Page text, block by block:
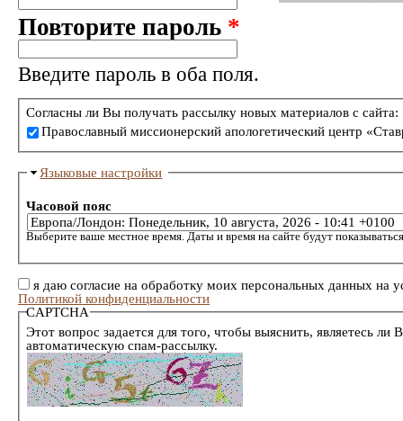
Повторите пароль *
Введите пароль в оба поля.
Согласны ли Вы получать рассылку новых материалов с сайта:
Православный миссионерский апологетический центр
Языковые настройки
Часовой пояс
Выберите ваше местное время. Даты и время на сайте будут
я даю согласие на обработку моих персональных данных на
Политикой конфиденциальности
CAPTCHA
Этот вопрос задается для того, чтобы выяснить, являетесь ли
автоматическую спам-рассылку.